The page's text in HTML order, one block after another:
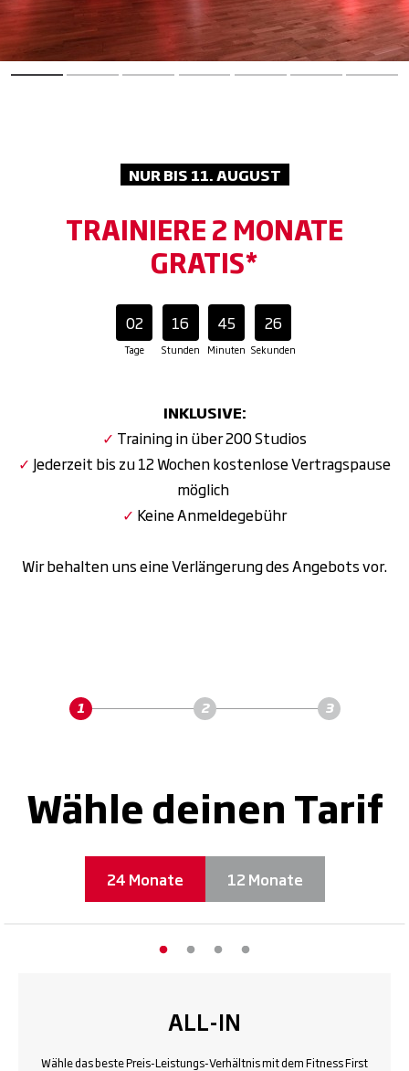
NUR BIS 11. AUGUST
TRAINIERE 2 MONATE
GRATIS*
02
Tage
16
Stunden
45
Minuten
25
Sekunden
INKLUSIVE:
✓ Training in über 200 Studios
✓ Jederzeit bis zu 12 Wochen kostenlose Vertragspause
möglich
✓ Keine Anmeldegebühr
Wir behalten uns eine Verlängerung des Angebots vor.
Wähle deinen Tarif
24 Monate 12 Monate
ALL-IN
Wähle das beste Preis-Leistungs-Verhältnis mit dem Fitness First